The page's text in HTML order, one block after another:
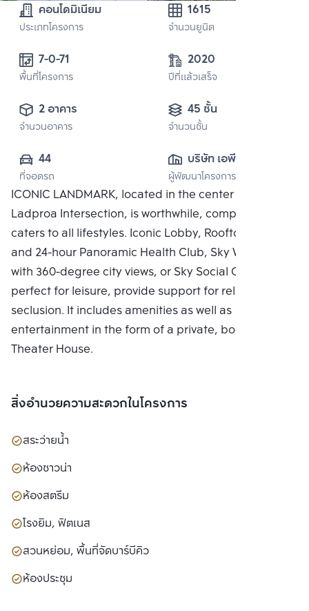
คอนโดมิเนียม
ประเภทโครงการ
1615
จำนวนยูนิต
7-0-71
พื้นที่โครงการ
2020
ปีที่แล้วเสร็จ
2 อาคาร
จำนวนอาคาร
45 ชั้น
จำนวนชั้น
44
ที่จอดรถ
บริษัท เอพี (รัช
โยธิน) จำกัด
ผู้พัฒนาโครงการ
ICONIC LANDMARK, located in the center of the
Ladproa Intersection, is worthwhile, complete, and
caters to all lifestyles. Iconic Lobby, Rooftop Facilities
and 24-hour Panoramic Health Club, Sky Work Space
with 360-degree city views, or Sky Social Club,
perfect for leisure, provide support for relaxing in
seclusion. It includes amenities as well as
entertainment in the form of a private, bookable
Theater House.
สิ่งอำนวยความสะดวกในโครงการ
สระว่ายน้ำ
ห้องซาวน่า
ห้องสตรีม
โรงยิม, ฟิตเนส
สวนหย่อม, พื้นที่จัดบาร์บีคิว
ห้องประชุม